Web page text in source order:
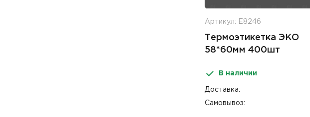
Артикул: Е8246
Термоэтикетка ЭКО
58*60мм 400шт
В наличии
Доставка:
Самовывоз: